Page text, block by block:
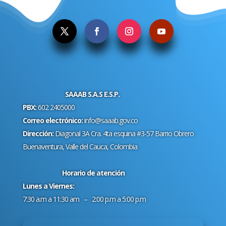
SAAAB S.A.S E.S.P.
PBX:602 2405000
Correo electrónico:info@saaab.gov.co
Dirección:Diagonal 3A Cra. 4ta esquina #3-57 Barrio Obrero
Buenaventura, Valle del Cauca, Colombia
Horario de atención
Lunes a Viernes:
7:30 a.m a 11:30 am – 2:00 p.m a 5:00 p.m